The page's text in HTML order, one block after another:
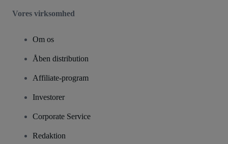
Vores virksomhed
Om os
Åben distribution
Affiliate-program
Investorer
Corporate Service
Redaktion